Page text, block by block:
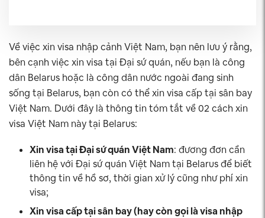
Về việc xin visa nhập cảnh Việt Nam, bạn nên lưu ý rằng,
bên cạnh việc xin visa tại Đại sứ quán, nếu bạn là công
dân Belarus hoặc là công dân nước ngoài đang sinh
sống tại Belarus, bạn còn có thể xin visa cấp tại sân bay
Việt Nam. Dưới đây là thông tin tóm tắt về 02 cách xin
visa Việt Nam này tại Belarus:
Xin visa tại Đại sứ quán Việt Nam: đương đơn cần
liên hệ với Đại sứ quán Việt Nam tại Belarus để biết
thông tin về hồ sơ, thời gian xử lý cũng như phí xin
visa;
Xin visa cấp tại sân bay (hay còn gọi là visa nhập